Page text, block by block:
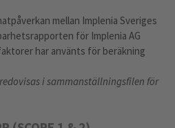
mellan Implenia Sveriges
för Implenia AG
har använts för beräkning
i sammanställningsfilen för